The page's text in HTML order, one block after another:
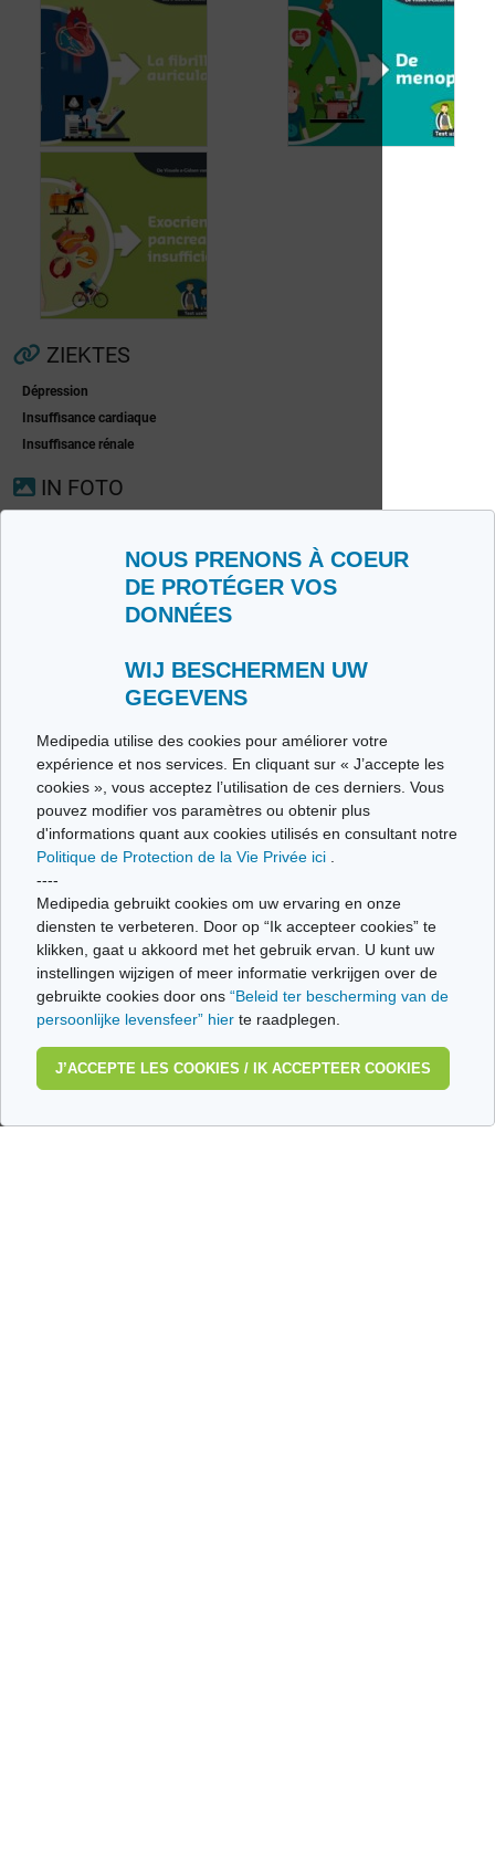
NOUS PRENONS À COEUR
DE PROTÉGER VOS
DONNÉES
WIJ BESCHERMEN UW
GEGEVENS
Medipedia utilise des cookies pour améliorer votre
expérience et nos services. En cliquant sur « J’accepte les
cookies », vous acceptez l’utilisation de ces derniers. Vous
pouvez modifier vos paramètres ou obtenir plus
d'informations quant aux cookies utilisés en consultant notre
Politique de Protection de la Vie Privée ici
----
Medipedia gebruikt cookies om uw ervaring en onze
diensten te verbeteren. Door op “Ik accepteer cookies” te
klikken, gaat u akkoord met het gebruik ervan. U kunt uw
instellingen wijzigen of meer informatie verkrijgen over de
gebruikte cookies door ons “Beleid ter bescherming van de
persoonlijke levensfeer” hier te raadplegen.
J’ACCEPTE LES COOKIES / IK ACCEPTEER COOKIES
Voorkamerfibrillatie
Exocriene pancreas-
ZIEKTES
Dépression
Insuffisance cardiaque
Insuffisance rénale
IN FOTO
Syndrome de Hunter Patiëntenverenigingen
Ziekte van Gaucher
Drie vormen van de
ziekte van Gaucher
IN VIDEO